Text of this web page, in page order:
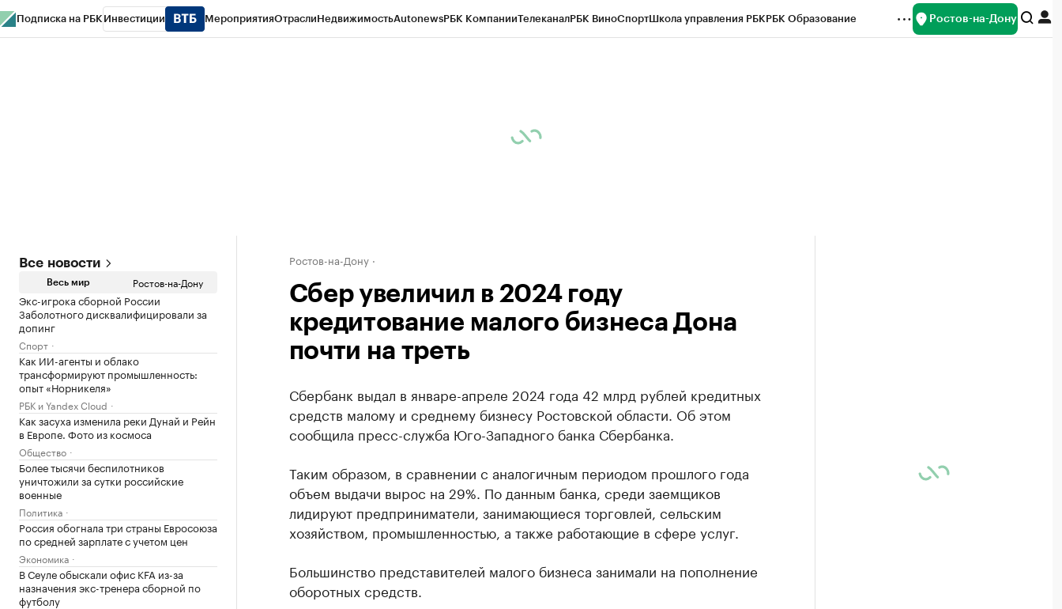
Подписка на РБК Инвестиции МероприятияОтраслиНедвижимостьAutonewsРБК КомпанииТелеканалРБК ВиноСпортШкола управления РБКРБК Образование Ростов-на-Дону
Все новости
Весь мир Ростов-на-Дону
Экс-игрока сборной России
Заболотного дисквалифицировали за
допинг
Спорт
Как ИИ-агенты и облако
трансформируют промышленность:
опыт «Норникеля»
РБК и Yandex Cloud
Как засуха изменила реки Дунай и Рейн
в Европе. Фото из космоса
Общество
Более тысячи беспилотников
уничтожили за сутки российские
военные
Политика
Россия обогнала три страны Евросоюза
по средней зарплате с учетом цен
Экономика
В Сеуле обыскали офис KFA из-за
назначения экс-тренера сборной по
футболу
Ростов-на-Дону
Сбер увеличил в 2024 году
кредитование малого бизнеса Дона
почти на треть
Сбербанк выдал в январе-апреле 2024 года 42 млрд рублей кредитных
средств малому и среднему бизнесу Ростовской области. Об этом
сообщила пресс-служба Юго-Западного банка Сбербанка.
Таким образом, в сравнении с аналогичным периодом прошлого года
объем выдачи вырос на 29%. По данным банка, среди заемщиков
лидируют предприниматели, занимающиеся торговлей, сельским
хозяйством, промышленностью, а также работающие в сфере услуг.
Большинство представителей малого бизнеса занимали на пополнение
оборотных средств.